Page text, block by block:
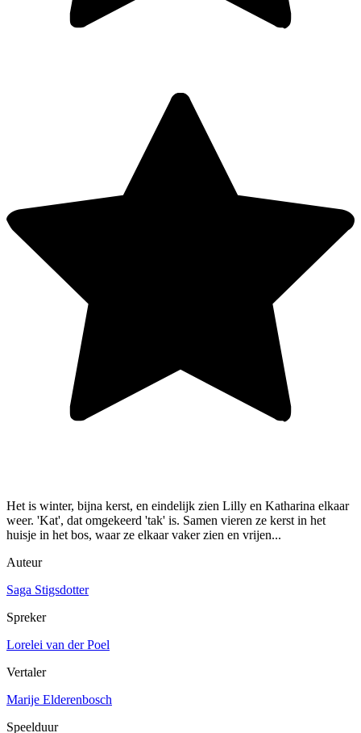
Het is winter, bijna kerst, en eindelijk zien Lilly en Katharina elkaar
weer. 'Kat', dat omgekeerd 'tak' is. Samen vieren ze kerst in het
huisje in het bos, waar ze elkaar vaker zien en vrijen...
Auteur
Saga Stigsdotter
Spreker
Lorelei van der Poel
Vertaler
Marije Elderenbosch
Speelduur